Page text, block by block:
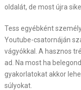
oldalát, de most újra
Tess egyébként
Youtube-csatornáján
vágyókkal. A hasznos
ad. Na most ha
gyakorlatokat akkor
súlyokat.